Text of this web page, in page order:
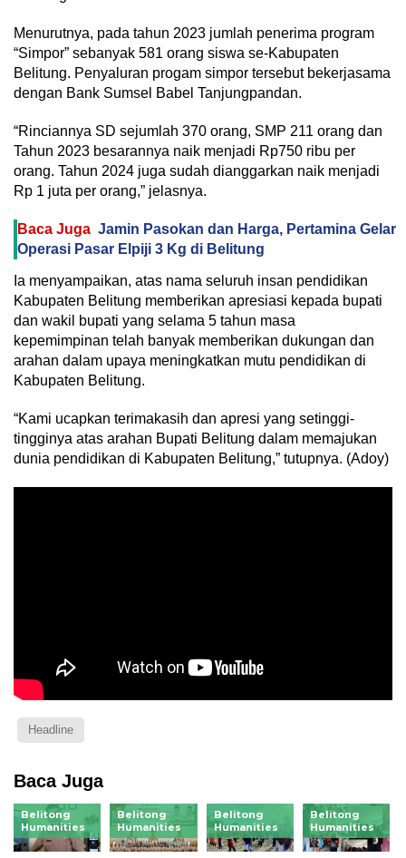
Menurutnya, pada tahun 2023 jumlah penerima program
“Simpor” sebanyak 581 orang siswa se-Kabupaten
Belitung. Penyaluran progam simpor tersebut bekerjasama
dengan Bank Sumsel Babel Tanjungpandan.
“Rinciannya SD sejumlah 370 orang, SMP 211 orang dan
Tahun 2023 besarannya naik menjadi Rp750 ribu per
orang. Tahun 2024 juga sudah dianggarkan naik menjadi
Rp 1 juta per orang,” jelasnya.
Baca Juga Jamin Pasokan dan Harga, Pertamina Gelar
Operasi Pasar Elpiji 3 Kg di Belitung
Ia menyampaikan, atas nama seluruh insan pendidikan
Kabupaten Belitung memberikan apresiasi kepada bupati
dan wakil bupati yang selama 5 tahun masa
kepemimpinan telah banyak memberikan dukungan dan
arahan dalam upaya meningkatkan mutu pendidikan di
Kabupaten Belitung.
“Kami ucapkan terimakasih dan apresi yang setinggi-
tingginya atas arahan Bupati Belitung dalam memajukan
dunia pendidikan di Kabupaten Belitung,” tutupnya. (Adoy)
Headline
Baca Juga
Belitong
Humanities
Belitong
Humanities
Belitong
Humanities
Belitong
Humanities